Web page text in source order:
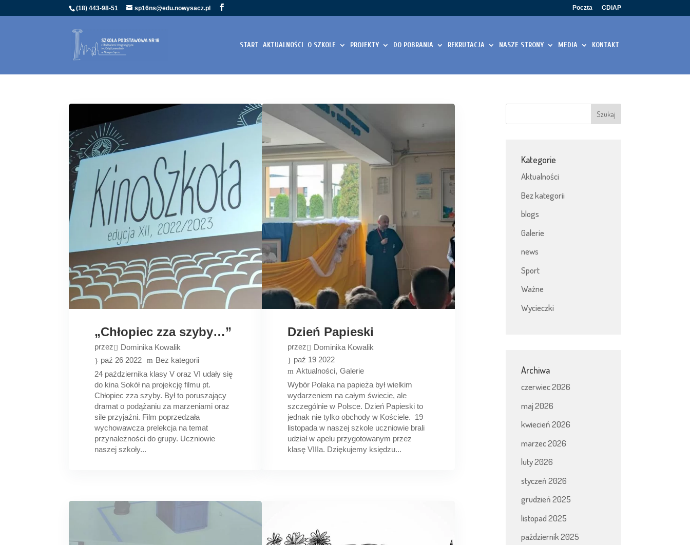
(18) 443-98-51 sp16ns@edu.nowysacz.pl Poczta CDiAP
START AKTUALNOŚCI O SZKOLE PROJEKTY DO POBRANIA REKRUTACJA NASZE STRONY MEDIA KONTAKT
„Chłopiec zza szyby…”
przez
Dominika Kowalik
paź 26 2022
Bez kategorii
24 października klasy V oraz VI udały się
do kina Sokół na projekcję filmu pt.
Chłopiec zza szyby. Był to poruszający
dramat o podążaniu za marzeniami oraz
sile przyjaźni. Film poprzedzała
wychowawcza prelekcja na temat
przynależności do grupy. Uczniowie
naszej szkoły...
Dzień Papieski
przez
Dominika Kowalik
paź 19 2022
Aktualności Galerie
Wybór Polaka na papieża był wielkim
wydarzeniem na całym świecie, ale
szczególnie w Polsce. Dzień Papieski to
jednak nie tylko obchody w Kościele. 19
listopada w naszej szkole uczniowie brali
udział w apelu przygotowanym przez
klasę VIIIa. Dziękujemy księdzu...
Kategorie
Aktualności
Bez kategorii
blogs
Galerie
news
Sport
Ważne
Wycieczki
Archiwa
czerwiec 2026
maj 2026
kwiecień 2026
marzec 2026
luty 2026
styczeń 2026
grudzień 2025
listopad 2025
październik 2025